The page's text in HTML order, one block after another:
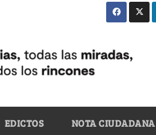
EDICTOS NOTA CIUDADANA